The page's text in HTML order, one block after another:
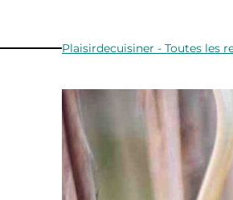
Plaisirdecuisiner - Toutes les